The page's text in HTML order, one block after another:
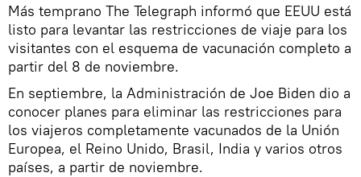
Más temprano The Telegraph informó que EEUU está
listo para levantar las restricciones de viaje para los
visitantes con el esquema de vacunación completo a
partir del 8 de noviembre.
En septiembre, la Administración de Joe Biden dio a
conocer planes para eliminar las restricciones para
los viajeros completamente vacunados de la Unión
Europea, el Reino Unido, Brasil, India y varios otros
países, a partir de noviembre.